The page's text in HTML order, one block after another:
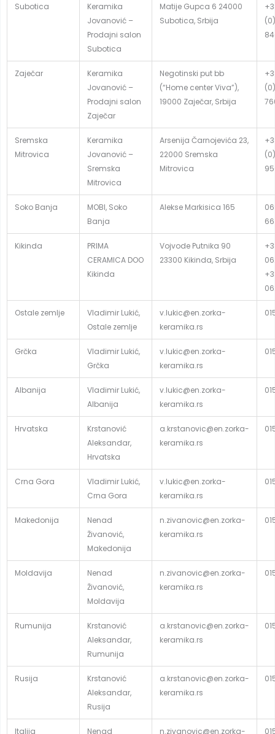
Subotica
Keramika
Jovanović –
Prodajni salon
Subotica
Matije Gupca 6 24000
Subotica, Srbija
Zaječar
Keramika
Jovanović –
Prodajni salon
Zaječar
Negotinski put bb
(“Home center Viva”),
19000 Zaječar, Srbija
Sremska
Mitrovica
Keramika
Jovanović –
Sremska
Mitrovica
Arsenija Čarnojevića 23,
22000 Sremska
Mitrovica
Soko Banja
MOBI, Soko
Banja
Alekse Markisica 165
66
Kikinda
PRIMA
CERAMICA DOO
Kikinda
Vojvode Putnika 90
23300 Kikinda, Srbija
Ostale zemlje
Vladimir Lukić,
Ostale zemlje
v.lukic@en.zorka-
keramika.rs
Grčka
Vladimir Lukić,
Grčka
v.lukic@en.zorka-
keramika.rs
Albanija
Vladimir Lukić,
Albanija
v.lukic@en.zorka-
keramika.rs
Hrvatska
Krstanović
Aleksandar,
Hrvatska
a.krstanovic@en.zorka-
keramika.rs
Crna Gora
Vladimir Lukić,
Crna Gora
v.lukic@en.zorka-
keramika.rs
Makedonija
Nenad
Živanović,
Makedonija
n.zivanovic@en.zorka-
keramika.rs
Moldavija
Nenad
Živanović,
Moldavija
n.zivanovic@en.zorka-
keramika.rs
Rumunija
Krstanović
Aleksandar,
Rumunija
a.krstanovic@en.zorka-
keramika.rs
Rusija
Krstanović
Aleksandar,
Rusija
a.krstanovic@en.zorka-
keramika.rs
Italija Nenad n.zivanovic@en.zorka-